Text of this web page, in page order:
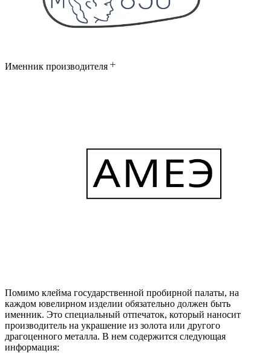
Именник производителя
Помимо клейма государственной пробирной палаты, на
каждом ювелирном изделии обязательно должен быть
именник. Это специальный отпечаток, который наносит
производитель на украшение из золота или другого
драгоценного металла. В нем содержится следующая
информация: